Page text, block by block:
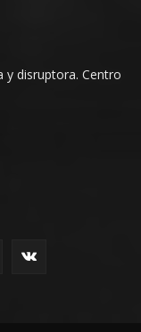
y disruptora. Centro